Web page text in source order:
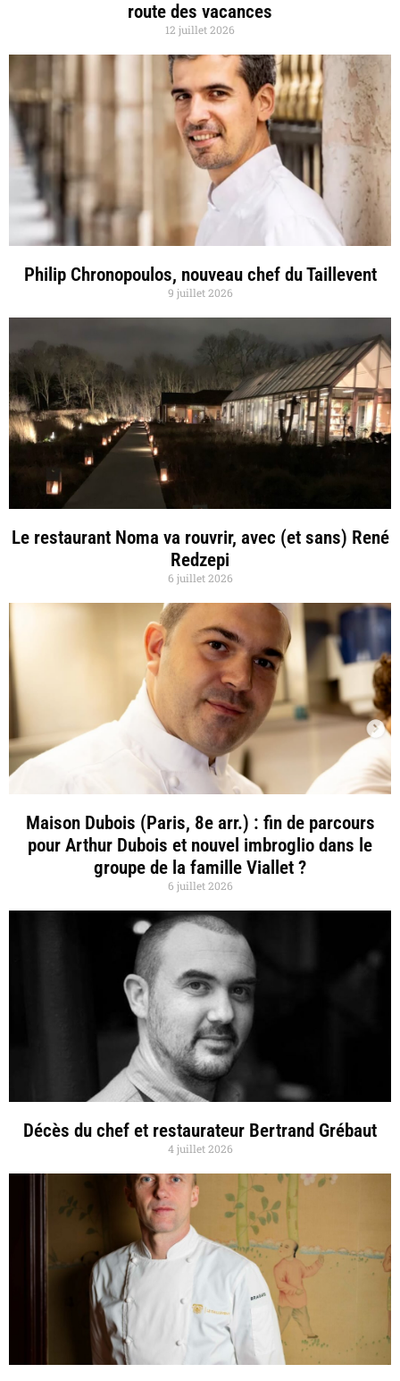
route des vacances
12 juillet 2026
Philip Chronopoulos, nouveau chef du Taillevent
9 juillet 2026
Le restaurant Noma va rouvrir, avec (et sans) René
Redzepi
6 juillet 2026
Maison Dubois (Paris, 8e arr.) : fin de parcours
pour Arthur Dubois et nouvel imbroglio dans le
groupe de la famille Viallet ?
6 juillet 2026
Décès du chef et restaurateur Bertrand Grébaut
4 juillet 2026